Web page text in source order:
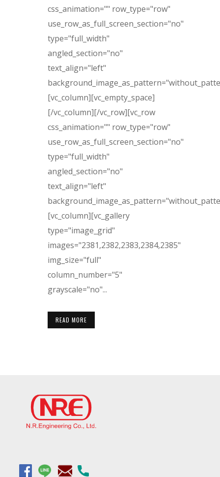
css_animation="" row_type="row"
use_row_as_full_screen_section="no"
type="full_width"
angled_section="no"
text_align="left"
[vc_column][vc_empty_space]
[/vc_column][/vc_row][vc_row
css_animation="" row_type="row"
use_row_as_full_screen_section="no"
type="full_width"
angled_section="no"
text_align="left"
[vc_column][vc_gallery
type="image_grid"
images="2381,2382,2383,2384,2385"
img_size="full"
column_number="5"
grayscale="no"...
READ MORE